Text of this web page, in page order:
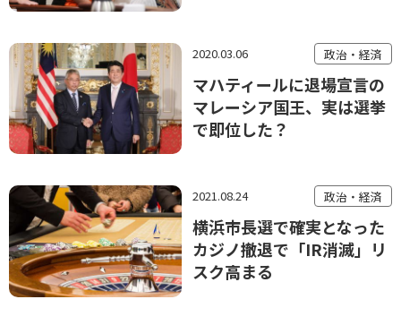
2020.03.06 政治・経済
マハティールに退場宣言の
マレーシア国王、実は選挙
で即位した？
2021.08.24 政治・経済
横浜市長選で確実となった
カジノ撤退で「IR消滅」リ
スク高まる